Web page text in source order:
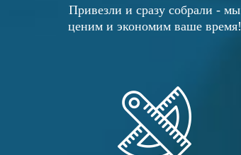
Привезли и сразу собрали - мы
ценим и экономим ваше время!